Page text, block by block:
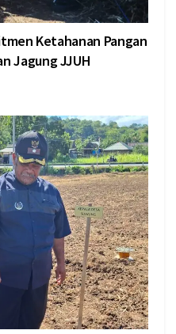
Ketahanan Pangan
Jagung JJUH